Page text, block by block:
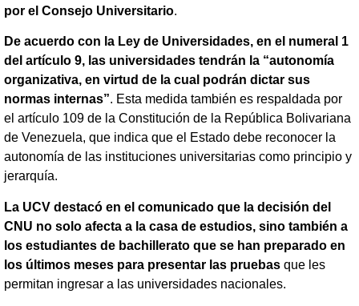
por el Consejo Universitario.
De acuerdo con la Ley de Universidades, en el numeral 1
del artículo 9, las universidades tendrán la “autonomía
organizativa, en virtud de la cual podrán dictar sus
normas internas”. Esta medida también es respaldada por
el artículo 109 de la Constitución de la República Bolivariana
de Venezuela, que indica que el Estado debe reconocer la
autonomía de las instituciones universitarias como principio y
jerarquía.
La UCV destacó en el comunicado que la decisión del
CNU no solo afecta a la casa de estudios, sino también a
los estudiantes de bachillerato que se han preparado en
los últimos meses para presentar las pruebas que les
permitan ingresar a las universidades nacionales.